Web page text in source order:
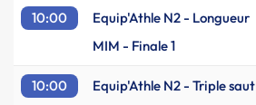
10:00 Equip'Athle N2 - Longueur
MIM - Finale 1
10:00 Equip'Athle N2 - Triple saut